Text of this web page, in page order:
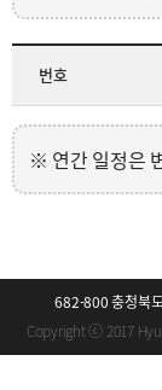
번호
연간 일정은
682-800 충청북
Copyright ⓒ 2017